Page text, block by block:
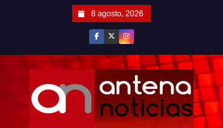
8 agosto, 2026